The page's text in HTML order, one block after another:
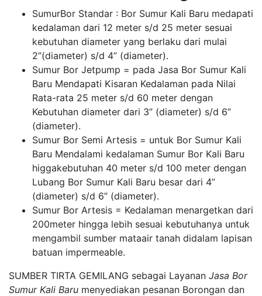
SumurBor Standar : Bor Sumur Kali Baru medapati
kedalaman dari 12 meter s/d 25 meter sesuai
kebutuhan diameter yang berlaku dari mulai
2”(diameter) s/d 4” (diameter).
Sumur Bor Jetpump = pada Jasa Bor Sumur Kali
Baru Mendapati Kisaran Kedalaman pada Nilai
Rata-rata 25 meter s/d 60 meter dengan
Kebutuhan diameter dari 3” (diameter) s/d 6”
(diameter).
Sumur Bor Semi Artesis = untuk Bor Sumur Kali
Baru Mendalami kedalaman Sumur Bor Kali Baru
higgakebutuhan 40 meter s/d 100 meter dengan
Lubang Bor Sumur Kali Baru besar dari 4”
(diameter) s/d 6” (diameter).
Sumur Bor Artesis = Kedalaman menargetkan dari
200meter hingga lebih sesuai kebutuhanya untuk
mengambil sumber mataair tanah didalam lapisan
batuan impermeable.
SUMBER TIRTA GEMILANG sebagai Layanan Jasa Bor
Sumur Kali Baru menyediakan pesanan Borongan dan